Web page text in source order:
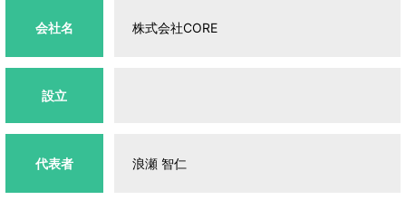
会社名 株式会社CORE
設立
代表者 浪瀬 智仁